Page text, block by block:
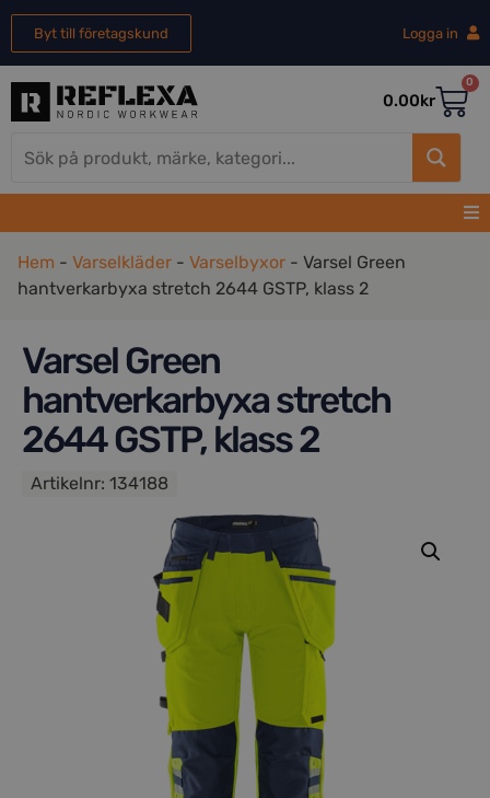
Byt till företagskund Logga in
0.00kr
0
Hem - Varselkläder - Varselbyxor - Varsel Green
hantverkarbyxa stretch 2644 GSTP, klass 2
Varsel Green
hantverkarbyxa stretch
2644 GSTP, klass 2
Artikelnr: 134188